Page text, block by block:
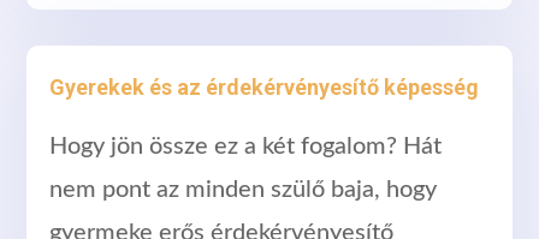
Gyerekek és az érdekérvényesítő képesség
Hogy jön össze ez a két fogalom? Hát
nem pont az minden szülő baja, hogy
gyermeke erős érdekérvényesítő